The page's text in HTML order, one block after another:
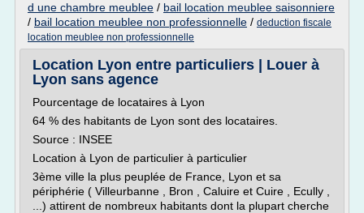
d une chambre meublee / bail location meublee saisonniere
/ bail location meublee non professionnelle / deduction fiscale
location meublee non professionnelle
Location Lyon entre particuliers | Louer à
Lyon sans agence
Pourcentage de locataires à Lyon
64 % des habitants de Lyon sont des locataires.
Source : INSEE
Location à Lyon de particulier à particulier
3ème ville la plus peuplée de France, Lyon et sa
périphérie ( Villeurbanne , Bron , Caluire et Cuire , Ecully ,
...) attirent de nombreux habitants dont la plupart cherche